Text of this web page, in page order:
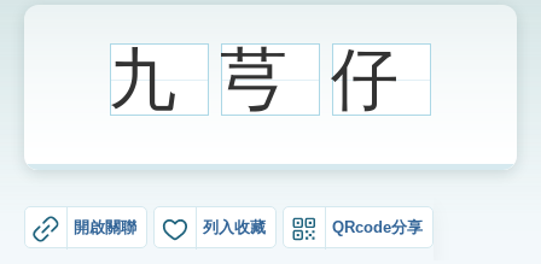
生字詞彙表
示
圖
九 芎 仔
開啟關聯 列入收藏 QRcode分享